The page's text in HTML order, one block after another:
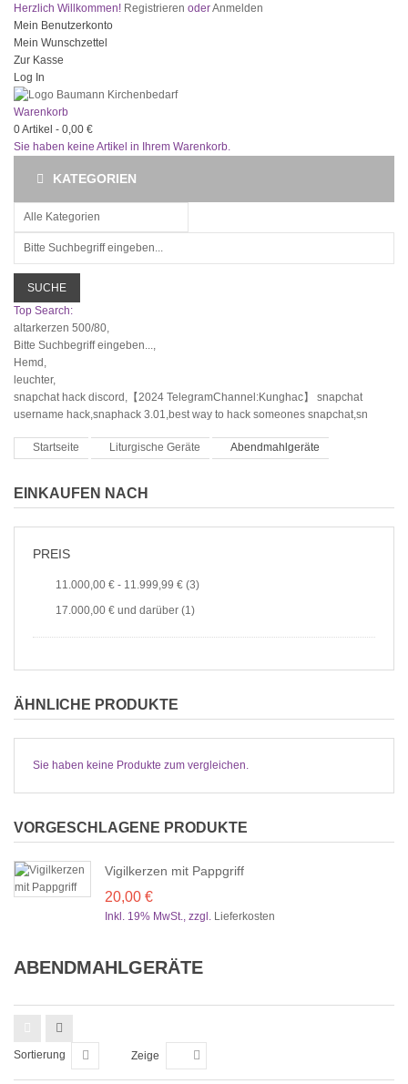
Herzlich Willkommen! Registrieren oderAnmelden
Mein Benutzerkonto
Mein Wunschzettel
Zur Kasse
Log In
Warenkorb
0Artikel - 0,00 €
Sie haben keine Artikel in Ihrem Warenkorb.
KATEGORIEN
SUCHE
Top Search:
altarkerzen 500/80,
Bitte Suchbegriff eingeben...,
Hemd,
leuchter,
snapchat hack discord,【2024 TelegramChannel:Kunghac】 snapchat
username hack,snaphack 3.01,best way to hack someones snapchat,sn
Startseite Liturgische Geräte Abendmahlgeräte
EINKAUFEN NACH
PREIS
11.000,00 € - 11.999,99 € (3)
17.000,00 € und darüber (1)
ÄHNLICHE PRODUKTE
Sie haben keine Produkte zum vergleichen.
VORGESCHLAGENE PRODUKTE
Vigilkerzen mit Pappgriff
20,00 €
Inkl. 19% MwSt., zzgl. Lieferkosten
ABENDMAHLGERÄTE
Sortierung Zeige